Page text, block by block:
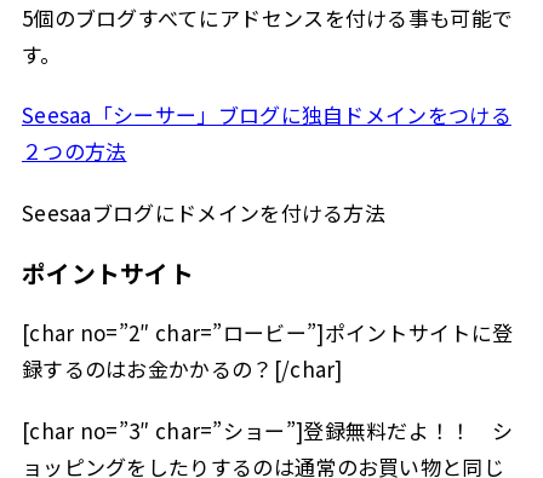
5個のブログすべてにアドセンスを付ける事も可能で
す。
Seesaa「シーサー」ブログに独自ドメインをつける
２つの方法
Seesaaブログにドメインを付ける方法
ポイントサイト
[char no=”2″ char=”ロービー”]ポイントサイトに登
録するのはお金かかるの？[/char]
[char no=”3″ char=”ショー”]登録無料だよ！！ シ
ョッピングをしたりするのは通常のお買い物と同じ